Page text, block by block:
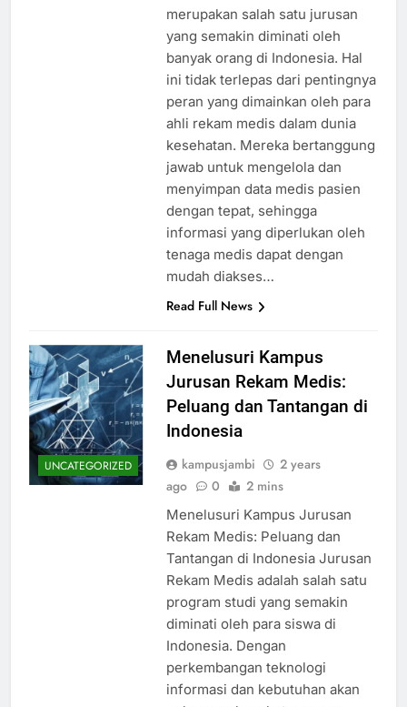
merupakan salah satu jurusan
yang semakin diminati oleh
banyak orang di Indonesia. Hal
ini tidak terlepas dari pentingnya
peran yang dimainkan oleh para
ahli rekam medis dalam dunia
kesehatan. Mereka bertanggung
jawab untuk mengelola dan
menyimpan data medis pasien
dengan tepat, sehingga
informasi yang diperlukan oleh
tenaga medis dapat dengan
mudah diakses…
Read Full News
UNCATEGORIZED
Menelusuri Kampus
Jurusan Rekam Medis:
Peluang dan Tantangan di
Indonesia
kampusjambi
2 years
ago
0 2 mins
Menelusuri Kampus Jurusan
Rekam Medis: Peluang dan
Tantangan di Indonesia Jurusan
Rekam Medis adalah salah satu
program studi yang semakin
diminati oleh para siswa di
Indonesia. Dengan
perkembangan teknologi
informasi dan kebutuhan akan